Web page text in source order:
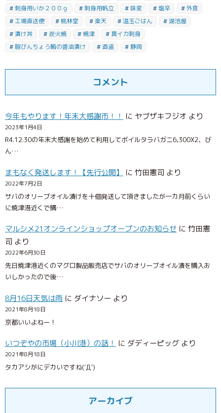
刺身用いか２００ｇ 刺身用帆立 味変 塩辛
外食
工場直送便
桃林堂 楽天 温玉ごはん
湖池屋
漬け丼
炭火焼 焼津
真イカ刺身
脂びんちょう鮪の醬油漬け
酒盗 静岡
コメント
今年もやります！年末大感謝市！！ に ヤブザキフジオ より
2023年1月4日
R4.12.30の年末大感謝を始めて利用してボイルタラバガニ6,300X2、び
ん…
まもなく発送します！【先行公開】 に 竹田憲司 より
2022年7月2日
サバのオリーブオイル漬けを十個発送して頂きましたが一カ月前くらい
に焼津港近くで購…
マルシメ21オンラインショップオープンのお知らせ に 竹田憲
司 より
2022年6月30日
先日焼津港近くのマグロ製品販売店でサバのオリーブオイル漬を購入お
いしかったので後…
8月16日天気は雨 に ダイナソー より
2021年8月18日
京都いいよねー！
いつぞやの市場（小川港）の話！ に ダディーピッグ より
2021年8月18日
タカアシがにデカいですね('Д')
アーカイブ